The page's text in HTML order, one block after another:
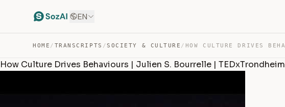
EN
HOME / TRANSCRIPTS /SOCIETY & CULTURE /
How Culture Drives Behaviours | Julien S. Bourrelle | TEDxTrondheim